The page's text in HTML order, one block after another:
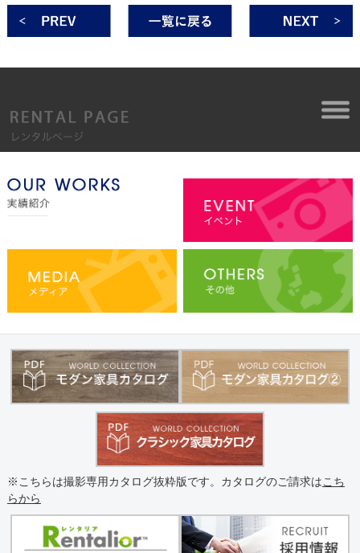
※こちらは撮影専用カタログ抜粋版です。カタログのご請求はこち
らから